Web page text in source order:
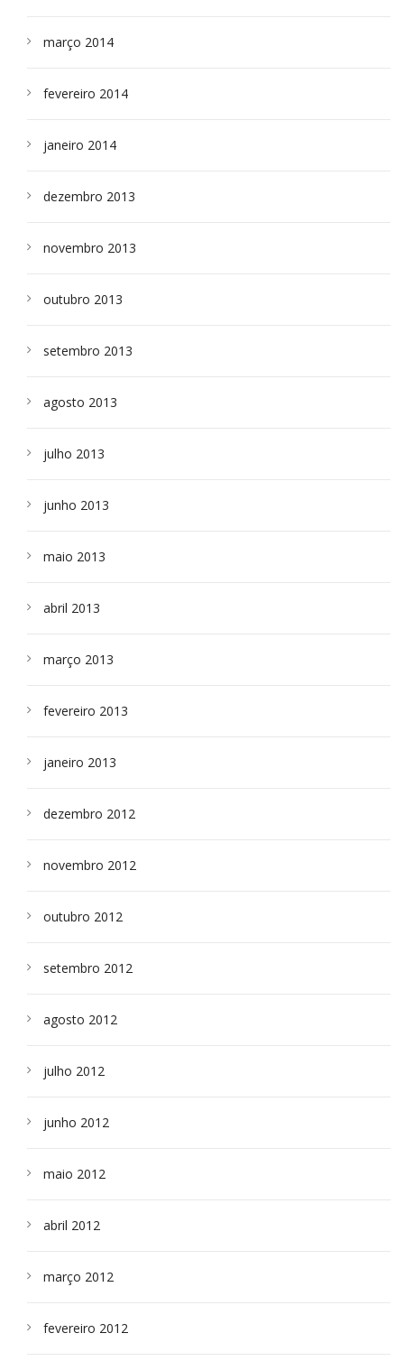
março 2014
fevereiro 2014
janeiro 2014
dezembro 2013
novembro 2013
outubro 2013
setembro 2013
agosto 2013
julho 2013
junho 2013
maio 2013
abril 2013
março 2013
fevereiro 2013
janeiro 2013
dezembro 2012
novembro 2012
outubro 2012
setembro 2012
agosto 2012
julho 2012
junho 2012
maio 2012
abril 2012
março 2012
fevereiro 2012